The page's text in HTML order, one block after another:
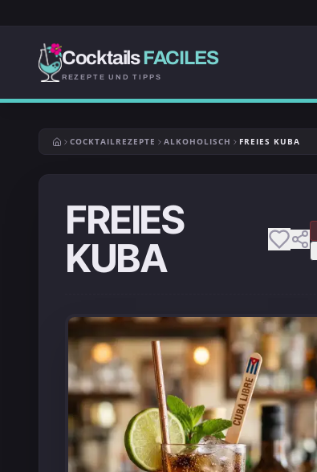
CocktailsFACILES
REZEPTE UND TIPPS
COCKTAILREZEPTE ALKOHOLISCH FREIES KUBA
FREIES
KUBA